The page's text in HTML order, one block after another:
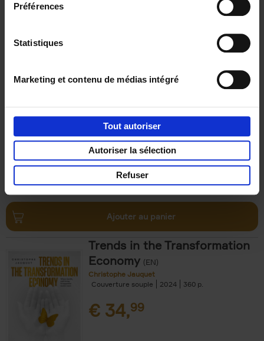
Préférences
Statistiques
Marketing et contenu de médias intégré
Tout autoriser
Autoriser la sélection
Refuser
Why now? ENG (EN)
€34,99
Ajouter au panier
Trends in the Transformation
Economy (EN)
Christophe Jauquet
Couverture souple
2024 360
€ 34,99